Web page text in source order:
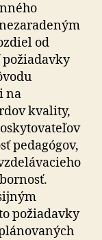
od
na
kvality,
pedagógov,
požiadavky